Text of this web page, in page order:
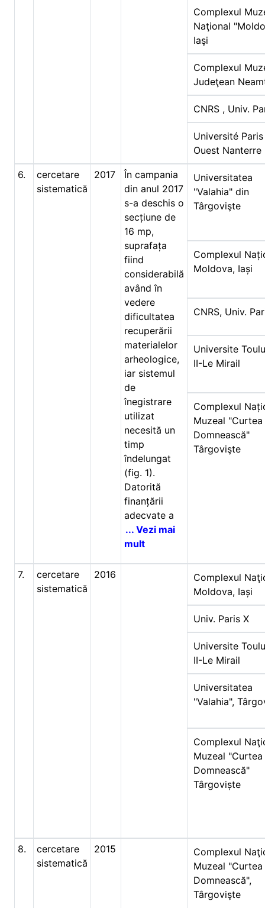
Complexul
Naţional
Iaşi
Complexul
Judeţean
CNRS , Univ.
Université Paris
Ouest Nanterre
6.
cercetare
sistematică
2017
În campania
din anul 2017
s-a deschis o
secțiune de
16 mp,
suprafața
fiind
considerabilă
având în
vedere
dificultatea
recuperării
materialelor
arheologice,
iar sistemul
de
înegistrare
utilizat
necesită un
timp
îndelungat
(fig. 1).
Datorită
finanțării
adecvate a
... Vezi mai
mult
Universitatea
"Valahia" din
Târgovişte
Complexul
Moldova, Iași
CNRS, Univ.
Universite
II-Le Mirail
Complexul
Muzeal "Curtea
Domnească"
Târgovişte
7.
cercetare
sistematică
2016
Complexul
Moldova, Iași
Univ. Paris X
Universite
II-Le Mirail
Universitatea
"Valahia",
Complexul
Muzeal "Curtea
Domnească"
Târgoviște
8.
cercetare
sistematică
2015
Complexul
Muzeal "Curtea
Domnească",
Târgovişte